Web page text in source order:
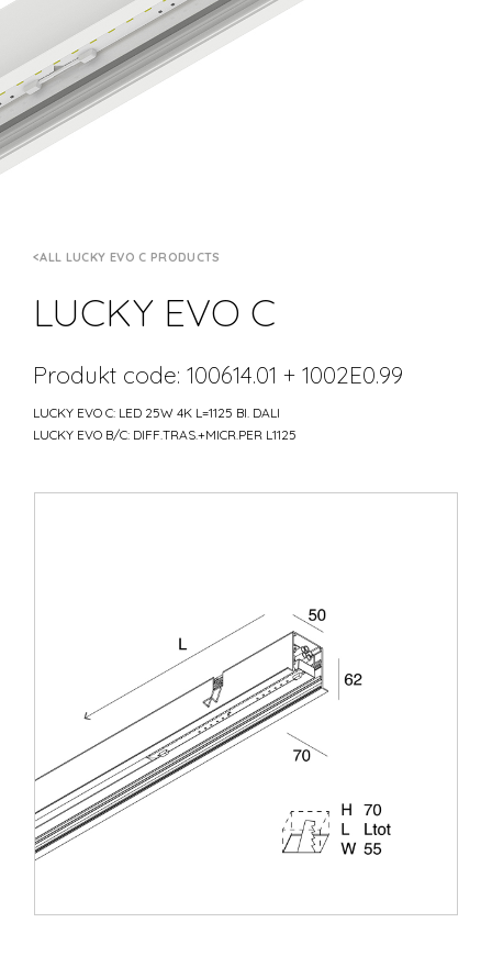
ALL LUCKY EVO C PRODUCTS
LUCKY EVO C
Produkt code: 100614.01 + 1002E0.99
LUCKY EVO C: LED 25W 4K L=1125 BI. DALI
LUCKY EVO B/C: DIFF.TRAS.+MICR.PER L1125